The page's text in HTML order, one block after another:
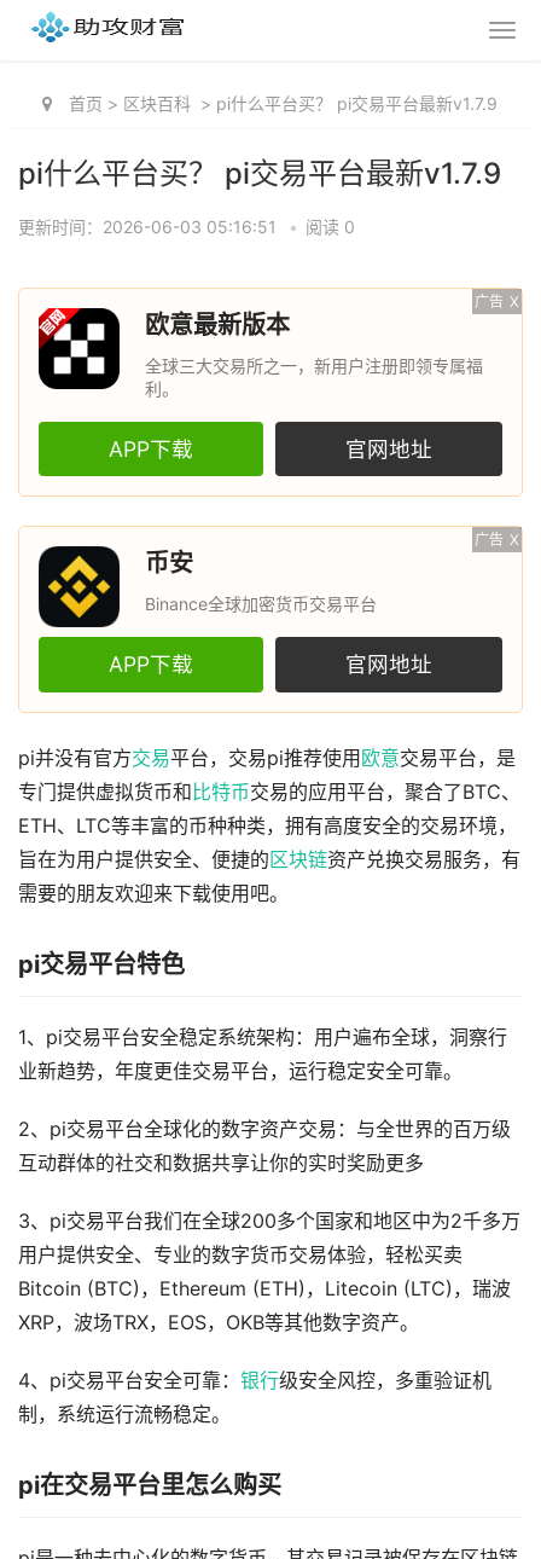
首页 > 区块百科 > pi什么平台买？ pi交易平台最新v1.7.9
pi什么平台买？ pi交易平台最新v1.7.9
更新时间：2026-06-03 05:16:51 • 阅读 0
广告 X
欧意最新版本
全球三大交易所之一，新用户注册即领专属福
利。
APP下载 官网地址
广告 X
币安
Binance全球加密货币交易平台
APP下载 官网地址
pi并没有官方交易平台，交易pi推荐使用 欧意交易平台，是
专门提供虚拟货币和 比特币交易的应用平台，聚合了BTC、
ETH、LTC等丰富的币种种类，拥有高度安全的交易环境，
旨在为用户提供安全、便捷的区块链资产兑换交易服务，有
需要的朋友欢迎来下载使用吧。
pi交易平台特色
1、pi交易平台安全稳定系统架构：用户遍布全球，洞察行
业新趋势，年度更佳交易平台，运行稳定安全可靠。
2、pi交易平台全球化的数字资产交易：与全世界的百万级
互动群体的社交和数据共享让你的实时奖励更多
3、pi交易平台我们在全球200多个国家和地区中为2千多万
用户提供安全、专业的数字货币交易体验，轻松买卖
Bitcoin (BTC)，Ethereum (ETH)，Litecoin (LTC)，瑞波
XRP，波场TRX，EOS，OKB等其他数字资产。
4、pi交易平台安全可靠： 银行级安全风控，多重验证机
制，系统运行流畅稳定。
pi在交易平台里怎么购买